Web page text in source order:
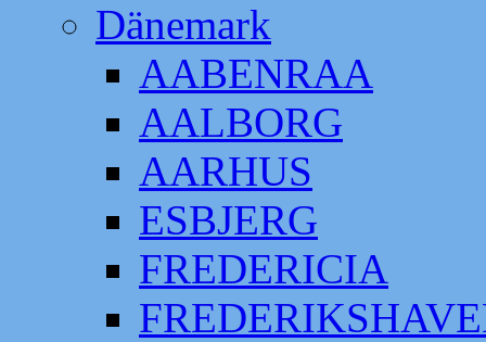
Dänemark
AABENRAA
AALBORG
AARHUS
ESBJERG
FREDERICIA